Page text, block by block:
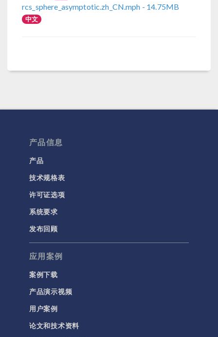
rcs_sphere_asymptotic.zh_CN.mph - 14.75MB
中文
产品信息
产品
技术规格表
许可证选项
系统要求
发布回顾
应用案例
案例下载
产品演示视频
用户案例
论文和技术资料